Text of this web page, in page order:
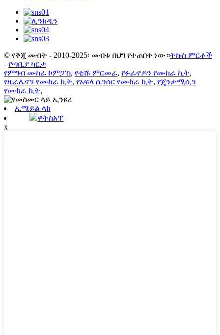
© የቅጂ መብት - 2010-2025፡ መብቱ በህግ የተጠበቀ ነው።ትኩስ ምርቶች
- የጣቢያ ካርታ
የምግብ ሙከራ ኮምፓስ, የቲሹ ምርመራ, የፉራኖዶን የሙከራ ኪት,
የዜራሌኖን የሙከራ ኪት, የአፍላ ሴንሰር የሙከራ ኪት, የጄንታሚሲን
የሙከራ ኪት,
ኢሜይል ላክ
ዋትስአፕ
x